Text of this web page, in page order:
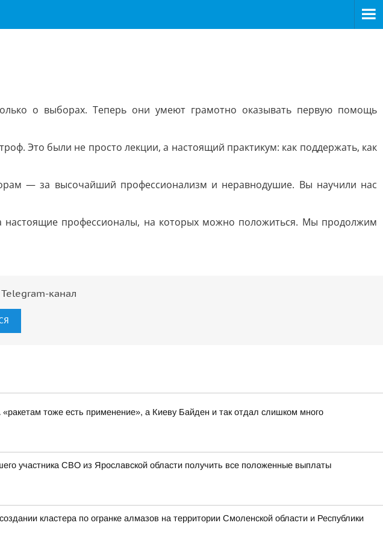
о выборах. Теперь они умеют грамотно оказывать первую помощь
Это были не просто лекции, а настоящий практикум: как поддержать, как
— за высочайший профессионализм и неравнодушие. Вы научили нас
настоящие профессионалы, на которых можно положиться. Мы продолжим
канал
тоже есть применение», а Киеву Байден и так отдал слишком много
участника СВО из Ярославской области получить все положенные выплаты
кластера по огранке алмазов на территории Смоленской области и Республики